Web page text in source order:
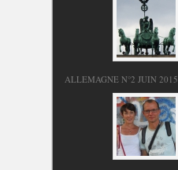
ALLEMAGNE N°2 JUIN 2015